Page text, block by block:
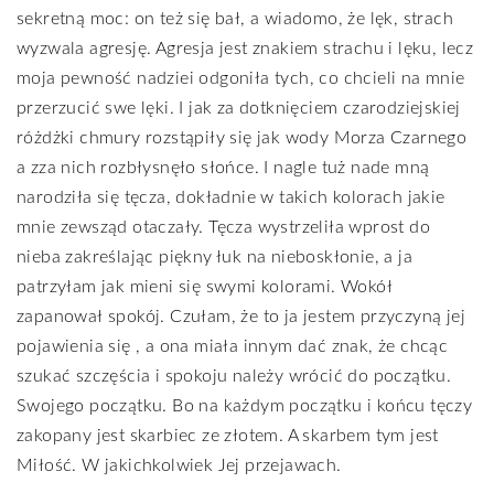
sekretną moc: on też się bał, a wiadomo, że lęk, strach
wyzwala agresję. Agresja jest znakiem strachu i lęku, lecz
moja pewność nadziei odgoniła tych, co chcieli na mnie
przerzucić swe lęki. I jak za dotknięciem czarodziejskiej
różdżki chmury rozstąpiły się jak wody Morza Czarnego
a zza nich rozbłysnęło słońce. I nagle tuż nade mną
narodziła się tęcza, dokładnie w takich kolorach jakie
mnie zewsząd otaczały. Tęcza wystrzeliła wprost do
nieba zakreślając piękny łuk na nieboskłonie, a ja
patrzyłam jak mieni się swymi kolorami. Wokół
zapanował spokój. Czułam, że to ja jestem przyczyną jej
pojawienia się , a ona miała innym dać znak, że chcąc
szukać szczęścia i spokoju należy wrócić do początku.
Swojego początku. Bo na każdym początku i końcu tęczy
zakopany jest skarbiec ze złotem. A skarbem tym jest
Miłość. W jakichkolwiek Jej przejawach.